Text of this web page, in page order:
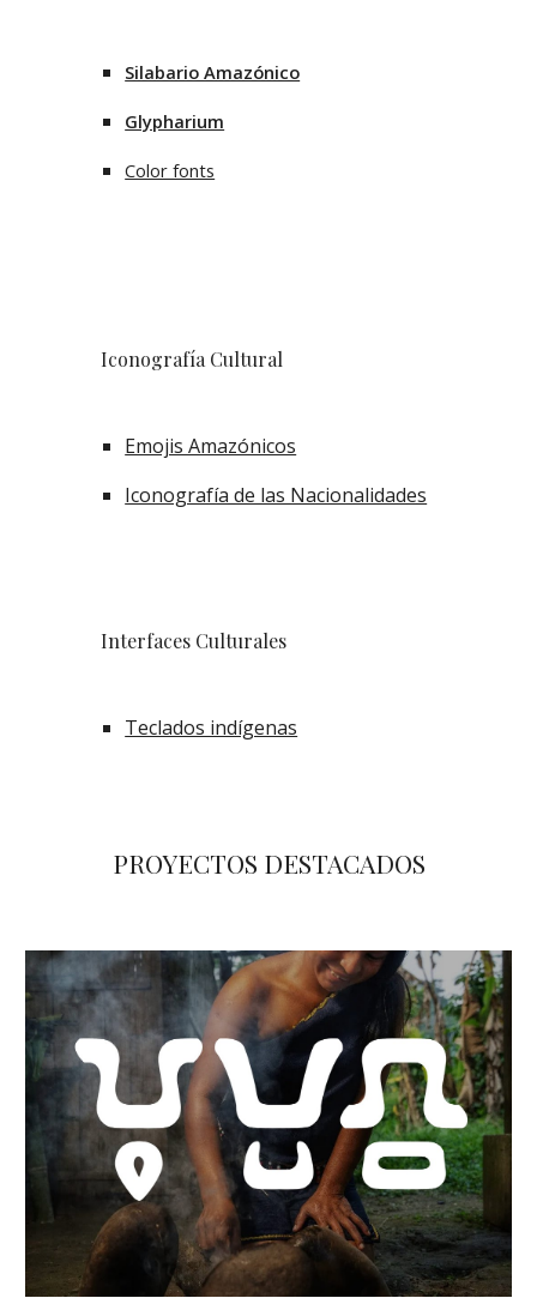
Silabario Amazónico
Glypharium
Color fonts
Iconografía Cultural
Emojis Amazónicos
Iconografía de las Nacionalidades
Interfaces Culturales
Teclados indígenas
PROYECTOS DESTACADOS